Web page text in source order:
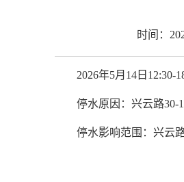
时间：
2026年5月14日12:30-
停水原因：兴云路30-
停水影响范围：兴云